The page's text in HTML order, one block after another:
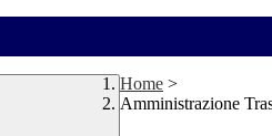
Home >
Amministrazione